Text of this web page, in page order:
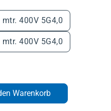
mtr. 400V 5G4,0
mtr. 400V 5G4,0
gewünschten
Warenkorb